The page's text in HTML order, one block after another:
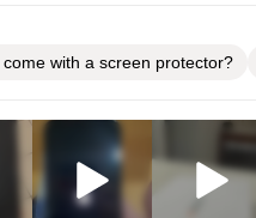
come with a screen protector?